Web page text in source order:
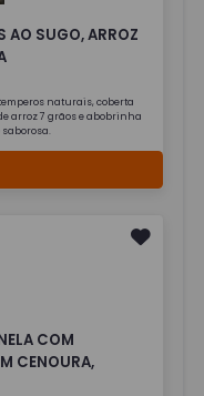
AO SUGO, ARROZ
naturais, coberta
arroz 7 grãos e abobrinha
COM
CENOURA,